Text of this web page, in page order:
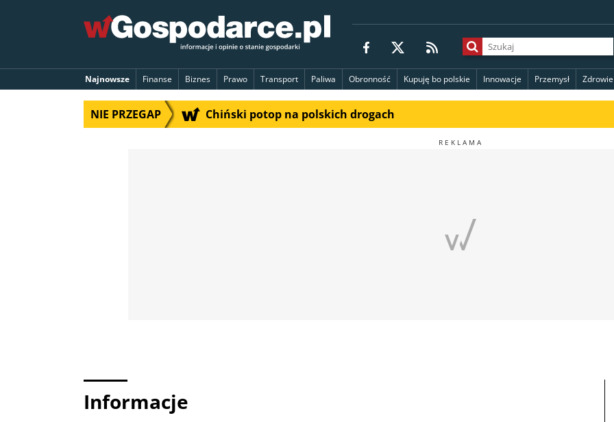
Najnowsze Finanse Biznes Prawo Transport Paliwa Obronność Kupuję bo polskie Innowacje Przemysł Zdrowie
NIE PRZEGAP Chiński potop na polskich drogach
Informacje